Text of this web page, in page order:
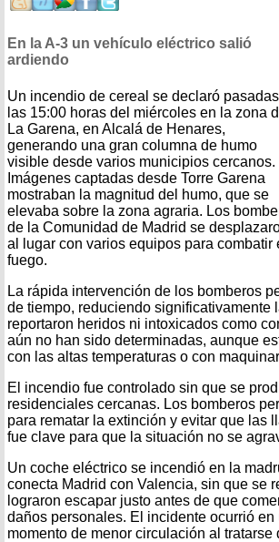
En la A-3 un vehículo eléctrico salió
ardiendo
Un incendio de cereal se declaró pasadas
las 15:00 horas del miércoles en la zona
La Garena, en Alcalá de Henares,
generando una gran columna de humo
visible desde varios municipios cercanos.
Imágenes captadas desde Torre Garena
mostraban la magnitud del humo, que se
elevaba sobre la zona agraria. Los
de la Comunidad de Madrid se
al lugar con varios equipos para combatir
fuego.
La rápida intervención de los bomberos
de tiempo, reduciendo significativamente
reportaron heridos ni intoxicados como
aún no han sido determinadas, aunque
con las altas temperaturas o con
El incendio fue controlado sin que se
residenciales cercanas. Los bomberos
para rematar la extinción y evitar que las
fue clave para que la situación no se
Un coche eléctrico se incendió en la
conecta Madrid con Valencia, sin que se
lograron escapar justo antes de que
daños personales. El incidente ocurrió
momento de menor circulación al tratarse